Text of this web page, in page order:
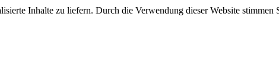
Inhalte zu liefern. Durch die Verwendung dieser Website